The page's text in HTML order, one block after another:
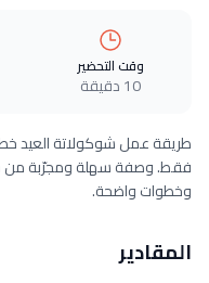
وقت التحضير
10 دقيقة
وخطوات واضحة.
المقادير